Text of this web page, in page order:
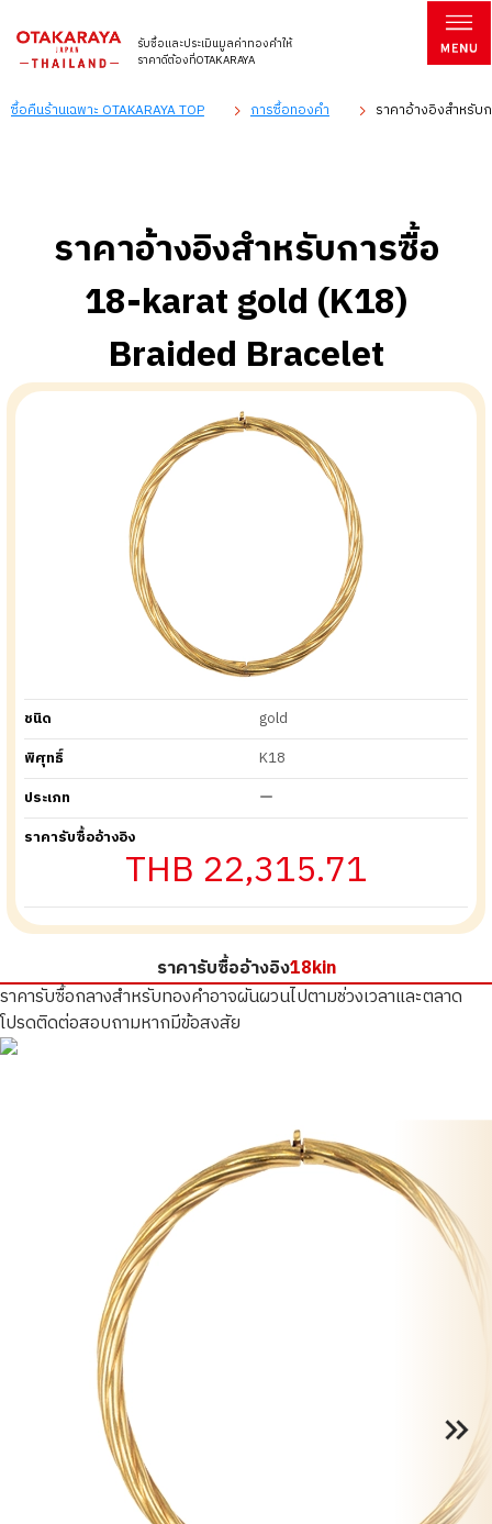
รับซื้อและประเมินมูลค่าทองคำให้
ราคาดีต้องที่OTAKARAYA
ซื้อคืนร้านเฉพาะ OTAKARAYA TOP การซื้อทองคำ ราคาอ้างอิงสำหรับ
ราคาอ้างอิงสำหรับการซื้อ
18-karat gold (K18)
Braided Bracelet
ชนิด
gold
พิศุทธิ์
K18
ประเภท
ー
ราคารับซื้ออ้างอิง
THB 22,315.71
ราคารับซื้ออ้างอิง18kin
ราคารับซื้อกลางสำหรับทองคำอาจผันผวนไปตามช่วงเวลาและตลาด
โปรดติดต่อสอบถามหากมีข้อสงสัย